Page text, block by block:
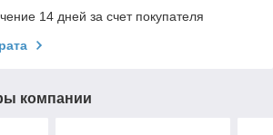
14 дней за счет покупателя
компании